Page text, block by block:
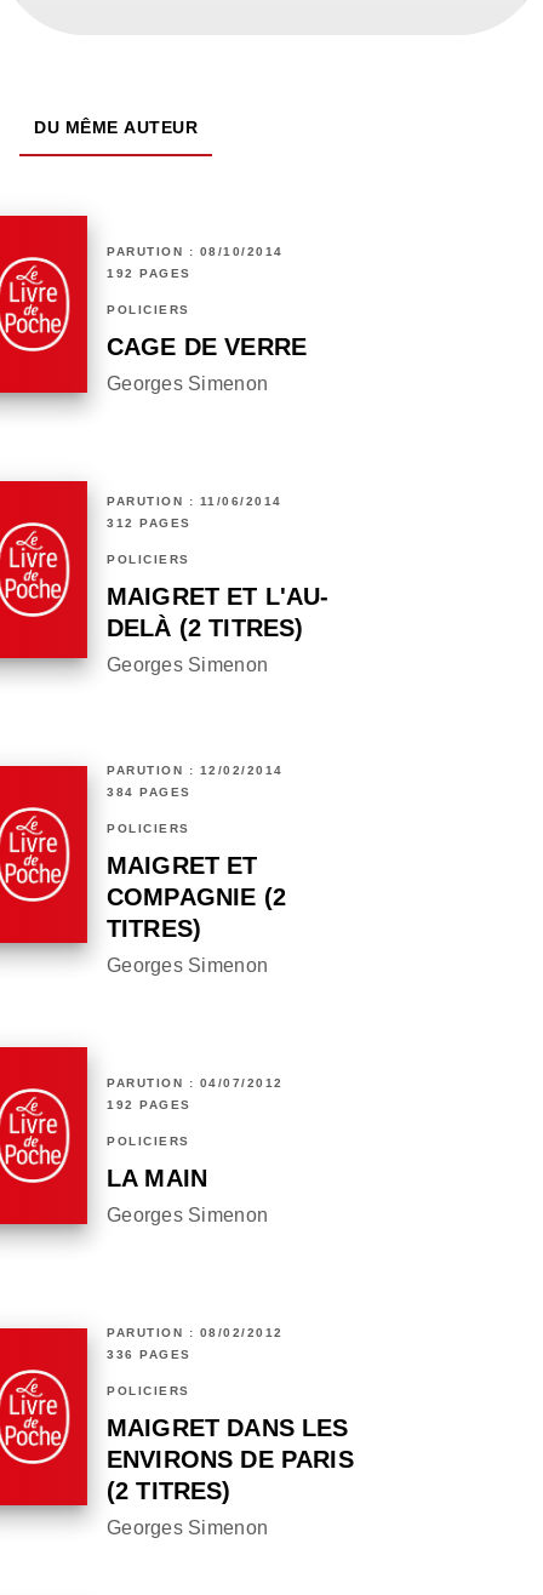
DU MÊME AUTEUR
PARUTION : 08/10/2014
192 PAGES
POLICIERS
CAGE DE VERRE
Georges Simenon
PARUTION : 11/06/2014
312 PAGES
POLICIERS
MAIGRET ET L'AU-
DELÀ (2 TITRES)
Georges Simenon
PARUTION : 12/02/2014
384 PAGES
POLICIERS
MAIGRET ET
COMPAGNIE (2
TITRES)
Georges Simenon
PARUTION : 04/07/2012
192 PAGES
POLICIERS
LA MAIN
Georges Simenon
PARUTION : 08/02/2012
336 PAGES
POLICIERS
MAIGRET DANS LES
ENVIRONS DE PARIS
(2 TITRES)
Georges Simenon